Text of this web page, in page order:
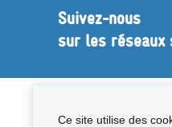
Ce site utilise des
Suivez-nous
sur les réseaux